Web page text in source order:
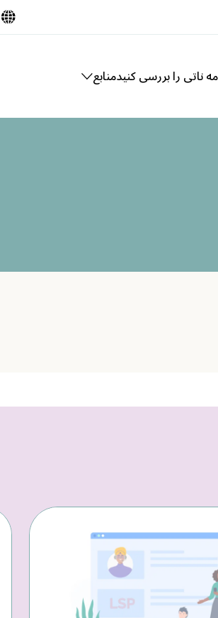
ناتی را بررسی کنیدمنابع